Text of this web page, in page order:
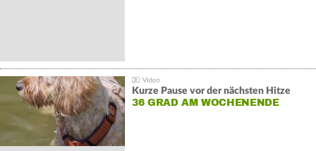
Kurze Pause vor der nächsten Hitze
36 GRAD AM WOCHENENDE